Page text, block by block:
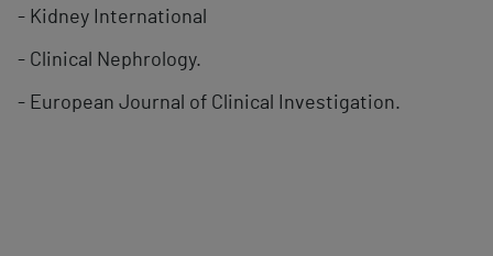
- Kidney International
- Clinical Nephrology.
- European Journal of Clinical Investigation.